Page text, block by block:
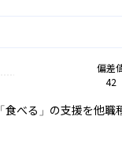
偏差
42
食べる」の支援を他